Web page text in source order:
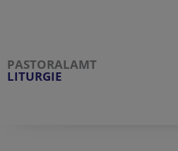
PASTORALAMT
LITURGIE